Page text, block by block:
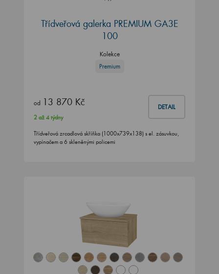
Třídveřová galerka PREMIUM GA3E
100
Kolekce
Premium
od 13 870 Kč DETAIL
2 až 4 týdny
Třídveřová zrcadlová skříňka (1000x739x138) s el. zásuvkou,
vypínačem a 6 skleněnými policemi